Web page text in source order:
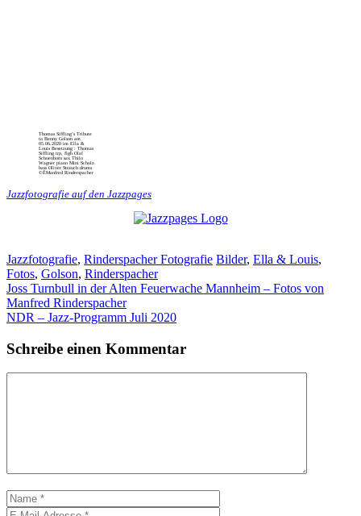
Thomas Siffling’s Tribute
to Benny Golson am
05.06.2020 im Ella &
Louis Besetzung : Thomas
Siffling trp, flgh Olaf
Schoenborn sax Thilo
Wagner piano Mini Schulz
bass Oliver Strauch drums
©ÊManfred Rinderspacher
Jazzfotografie auf den Jazzpages
Kategorien
Jazzfotografie, Rinderspacher Fotografie Schlagwörter
Bilder, Ella & Louis,
Fotos, Golson, Rinderspacher
Joss Turnbull in der Alten Feuerwache Mannheim – Fotos von
Manfred Rinderspacher
NDR – Jazz-Programm Juli 2020
Schreibe einen Kommentar
Name
Mail-